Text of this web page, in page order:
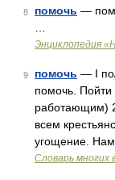
8 помочь —
Энциклопедия
9 помочь — I
помочь. Пойти
работающим)
всем
угощение.
Словарь многих